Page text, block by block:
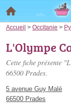
Accueil > Occitanie >
L'Olympe
Cette fiche présente
66500 Prades.
5 avenue Guy Malé
66500 Prades